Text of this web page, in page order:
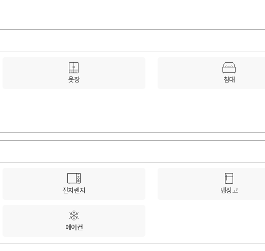
옷장 침대
전자렌지 냉장고
에어컨